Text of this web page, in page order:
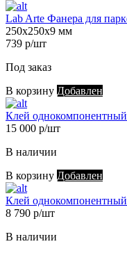
Lab Arte Фанера для
250х250х9 мм
739 р/шт
Под заказ
В корзину Добавлен
Клей
15 000 р/шт
В наличии
В корзину Добавлен
Клей
8 790 р/шт
В наличии